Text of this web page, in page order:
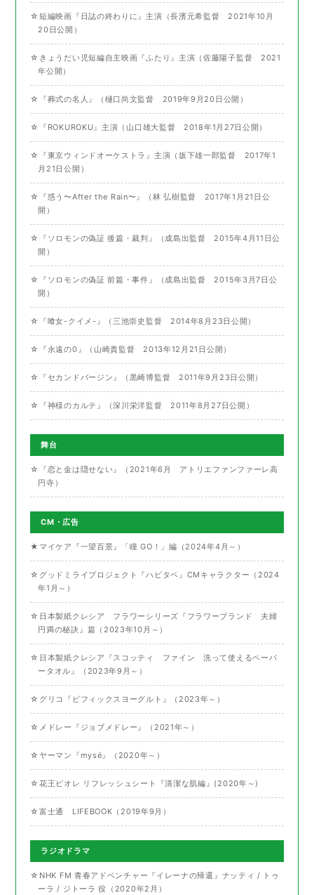
☆短編映画『日誌の終わりに』主演（長濱元希監督 2021年10月
20日公開）
☆きょうだい児短編自主映画『ふたり』主演（佐藤陽子監督 2021
年公開）
☆『葬式の名人』（樋口尚文監督 2019年9月20日公開）
☆『ROKUROKU』主演（山口雄大監督 2018年1月27日公開）
☆『東京ウィンドオーケストラ』主演（坂下雄一郎監督 2017年1
月21日公開）
☆『惑う〜After the Rain〜』（林 弘樹監督 2017年1月21日公
開）
☆『ソロモンの偽証 後篇・裁判』（成島出監督 2015年4月11日公
開）
☆『ソロモンの偽証 前篇・事件』（成島出監督 2015年3月7日公
開）
☆『喰女-クイメ-』（三池崇史監督 2014年8月23日公開）
☆『永遠の0』（山崎貴監督 2013年12月21日公開）
☆『セカンドバージン』（黒崎博監督 2011年9月23日公開）
☆『神様のカルテ』（深川栄洋監督 2011年8月27日公開）
舞台
☆『恋と金は隠せない』（2021年6月 アトリエファンファーレ高
円寺）
CM・広告
★マイケア『一望百景』「瞳 GO！」編（2024年4月～）
☆グッドミライプロジェクト『ハピタベ』CMキャラクター（2024
年1月～）
☆日本製紙クレシア フラワーシリーズ『フラワーブランド 夫婦
円満の秘訣』篇（2023年10月～）
☆日本製紙クレシア『スコッティ ファイン 洗って使えるペーパ
ータオル』（2023年9月～）
☆グリコ『ビフィックスヨーグルト』（2023年～）
☆メドレー『ジョブメドレー』（2021年～）
☆ヤーマン『mysé』（2020年～）
☆花王ビオレ リフレッシュシート『清潔な肌編』(2020年～)
☆富士通 LIFEBOOK（2019年9月）
ラジオドラマ
☆NHK FM 青春アドベンチャー『イレーナの帰還』ナッティ / トゥ
ーラ / ジトーラ 役（2020年2月）